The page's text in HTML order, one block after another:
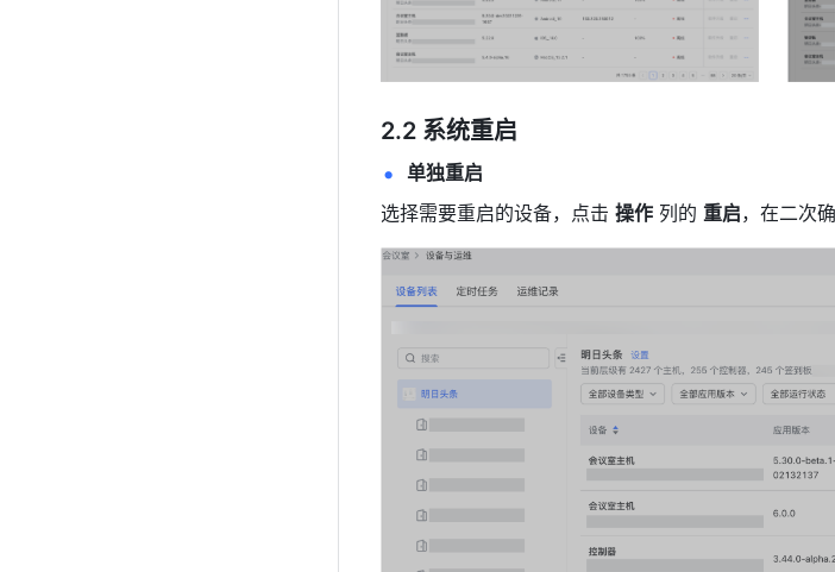
2.2 系统重启
单独重启
选择需要重启的设备，点击 操作 列的 重启，在二次